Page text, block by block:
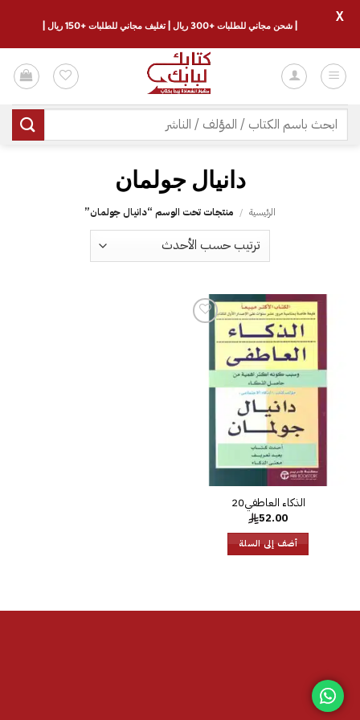
للمحتوى
البحث
عن:
دانيال جولمان
الرئيسية / منتجات تحت الوسم “دانيال جولمان”
الرغبات
52.00
أضف إلى السلة
| شحن مجاني للطلبات +300 ريال | تغليف مجاني للطلبات +150 ريال |
X